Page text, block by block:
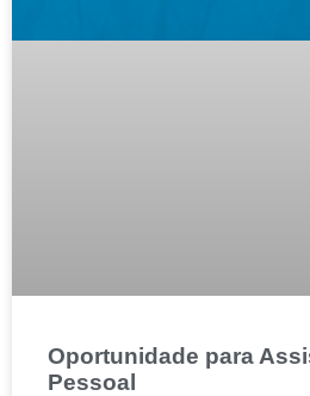
Oportunidade para
Pessoal